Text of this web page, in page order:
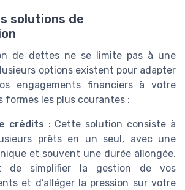
solutions de
de dettes ne se limite pas à une
options existent pour adapter
engagements financiers à votre
formes les plus courantes :
crédits : Cette solution consiste à
prêts en un seul, avec une
et souvent une durée allongée.
de simplifier la gestion de vos
et d’alléger la pression sur votre